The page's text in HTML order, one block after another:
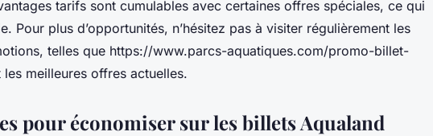
tarifs sont cumulables avec certaines offres spéciales, ce qui
Pour plus d’opportunités, n’hésitez pas à visiter régulièrement les
telles que https://www.parcs-aquatiques.com/promo-billet-
meilleures offres actuelles.
pour économiser sur les billets Aqualand